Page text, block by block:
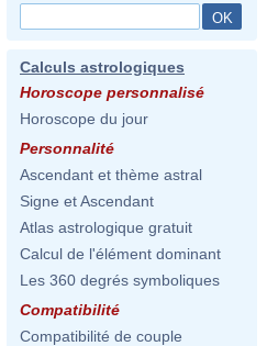
Calculs astrologiques
Horoscope personnalisé
Horoscope du jour
Personnalité
Ascendant et thème astral
Signe et Ascendant
Atlas astrologique gratuit
Calcul de l'élément dominant
Les 360 degrés symboliques
Compatibilité
Compatibilité de couple